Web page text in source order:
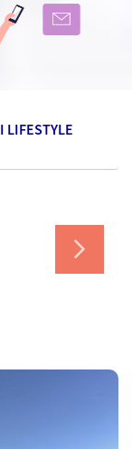
LIFESTYLE